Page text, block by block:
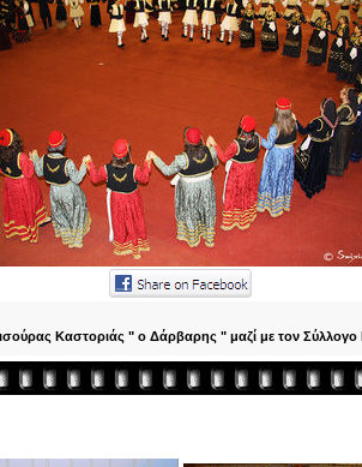
Καστοριάς " ο Δάρβαρης " μαζί με τον Σύλλογο